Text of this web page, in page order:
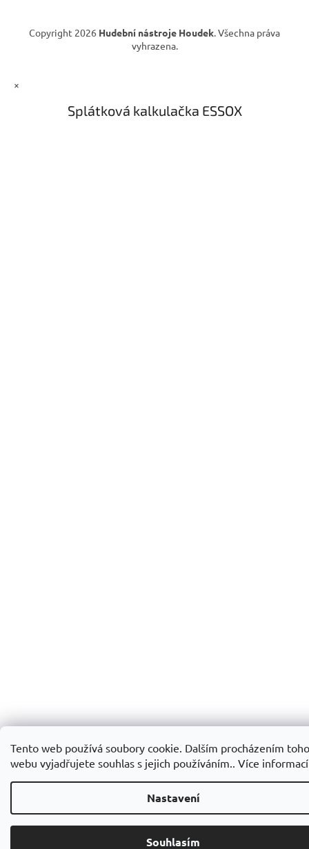
Tento web používá soubory cookie. Dalším procházením
webu vyjadřujete souhlas s jejich používáním.. Více
Nastavení
Souhlasím
Copyright 2026 Hudební nástroje Houdek. Všechna práva
vyhrazena.
×
Splátková kalkulačka ESSOX